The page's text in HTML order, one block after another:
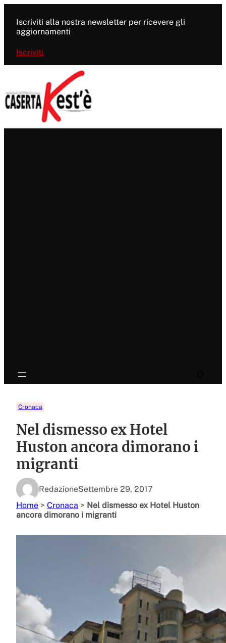
contenuto
Iscriviti alla nostra newsletter per ricevere gli
aggiornamenti
Iscriviti
Cronaca
Nel dismesso ex Hotel
Huston ancora dimorano i
migranti
RedazioneSettembre 29, 2017
Home > Cronaca > Nel dismesso ex Hotel Huston
ancora dimorano i migranti